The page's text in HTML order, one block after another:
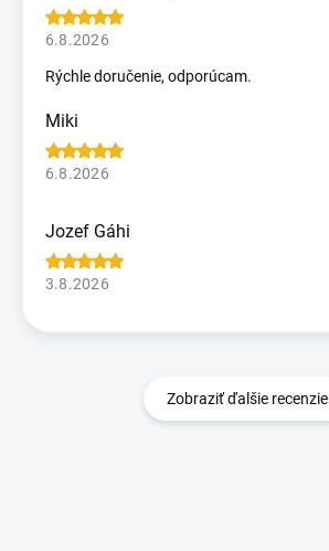
6.8.2026
Rýchle doručenie, odporúcam.
Miki
6.8.2026
Jozef Gáhi
3.8.2026
Zobraziť ďalšie recenzie